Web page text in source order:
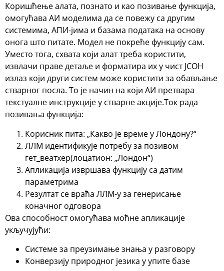
Коришћење алата, познато и као позивање функција,
омогућава АИ моделима да се повежу са другим
системима, АПИ-јима и базама података на основу
онога што питате. Модел не покреће функцију сам.
Уместо тога, схвата који алат треба користити,
извлачи праве детаље и форматира их у чист ЈСОН
излаз који други систем може користити за обављање
стварног посла. То је начин на који АИ претвара
текстуалне инструкције у стварне акције.Ток рада
позивања функција:
Корисник пита: „Какво је време у Лондону?“
ЛЛМ идентификује потребу за позивом
гет_веатхер(лоцатион: „Лондон“)
Апликација извршава функцију са датим
параметрима
Резултат се враћа ЛЛМ-у за генерисање
коначног одговора
Ова способност омогућава моћне апликације
укључујући:
Системе за преузимање знања у разговору
Конверзију природног језика у упите базе